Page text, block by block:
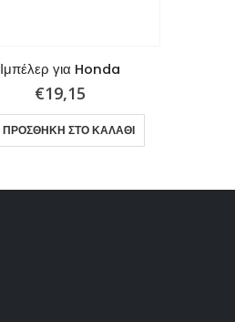
Ιμπέλερ για Honda
€19,15
ΠΡΟΣΘΉΚΗ ΣΤΟ ΚΑΛΆΘΙ